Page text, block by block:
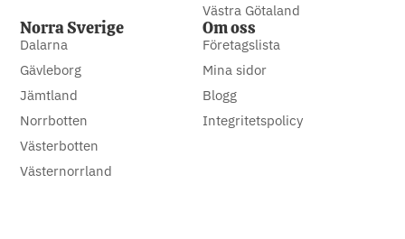
Västra Götaland
Norra Sverige
Dalarna
Gävleborg
Jämtland
Norrbotten
Västerbotten
Västernorrland
Om oss
Företagslista
Mina sidor
Blogg
Integritetspolicy